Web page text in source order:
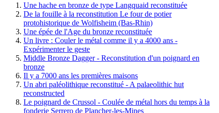
Une hache en bronze de type Langquaid reconstituée
De la fouille à la reconstitution Le four de potier
protohistorique de Wolfisheim (Bas-Rhin)
Une épée de l'Age du bronze reconstituée
Un livre : Couler le métal comme il y a 4000 ans -
Expérimenter le geste
Middle Bronze Dagger - Reconstitution d'un poignard en
bronze
Il y a 7000 ans les premières maisons
Un abri paléolithique reconstitué - A palaeolithic hut
reconstructed
Le poignard de Crussol - Coulée de métal hors du temps à la
fonderie Serrero de Plancher-les-Mines